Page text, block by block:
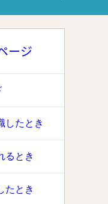
ージ
したとき
るとき
たとき